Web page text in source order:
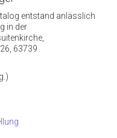
entstand anlässlich
in der
63739